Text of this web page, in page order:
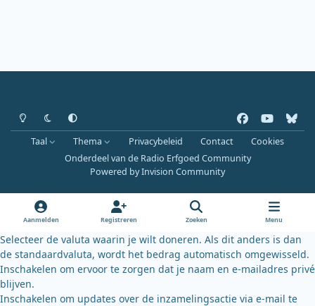
Heldere modus
Donkere modus
Systeemvoorkeur
a
c
e
k
o
u
b
l
u
k
y
Taal Thema Privacybeleid Contact
Cookies
Onderdeel van de Radio Erfgoed Community
Powered byInvision Community
Aanmelden Registreren Zoeken Menu
Selecteer de valuta waarin je wilt doneren. Als dit anders is dan
de standaardvaluta, wordt het bedrag automatisch omgewisseld.
Inschakelen om ervoor te zorgen dat je naam en e-mailadres privé
blijven.
Inschakelen om updates over de inzamelingsactie via e-mail te